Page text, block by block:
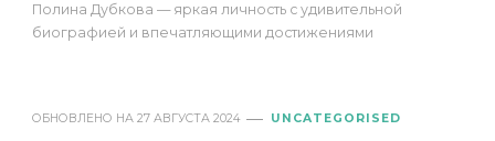
Полина Дубкова — яркая личность с удивительной
биографией и впечатляющими достижениями
ОБНОВЛЕНО НА 27 АВГУСТА 2024 UNCATEGORISED